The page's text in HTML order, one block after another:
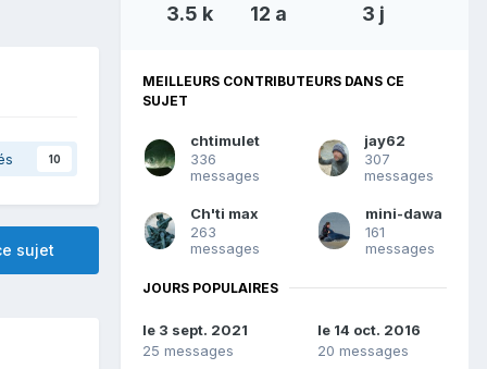
10
sujet
3.5 k 12 a 3 j
MEILLEURS CONTRIBUTEURS DANS CE
SUJET
chtimulet
336
messages
jay62
307
messages
Ch'ti max
263
messages
mini-dawa
161
messages
JOURS POPULAIRES
le 3 sept. 2021
25 messages
le 14 oct. 2016
20 messages